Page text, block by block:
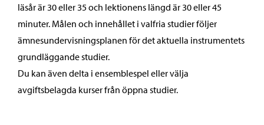
läsår är 30 eller 35 och lektionens längd är 30 eller 45
minuter. Målen och innehållet i valfria studier följer
ämnesundervisningsplanen för det aktuella instrumentets
grundläggande studier.
Du kan även delta i ensemblespel eller välja
avgiftsbelagda kurser från öppna studier.